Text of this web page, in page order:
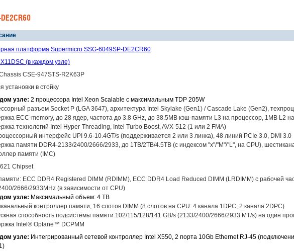
платформа Supermicro SSG-6049SP-DE2CR60
(в каждом узле)
CSE-947STS-R2K63P
установки в стойку
узле: 2 процессора Intel Xeon Scalable с максимальным TDP 205W
разъем Socket P (LGA 3647), архитектура Intel Skylake (Gen1) / Cascade Lake (Gen2),
ECC-memory, до 28 ядер, частота до 3.8 GHz, до 38.5MB кэш-памяти L3 на процессор, 1MB L2
технологий Intel Hyper-Threading, Intel Turbo Boost, AVX-512 (1 или 2 FMA)
интерфейс UPI 9.6-10.4GT/s (поддерживается 2 или 3 линка), 48 линий PCIe 3.0, DMI 3.0
памяти DDR4-2133/2400/2666/2933, до 1TB/2TB/4.5TB (с индексом "x"/"M"/"L", на CPU),
памяти (IMC)
Chipset
ECC DDR4 Registered DIMM (RDIMM), ECC DDR4 Load Reduced DIMM (LRDIMM) с рабочей
2666/2933MHz (в зависимости от CPU)
узле: Максимальный объем: 4 TB
контроллер памяти, 16 слотов DIMM (8 слотов на CPU: 4 канала 1DPC, 2 канала 2DPC)
способность подсистемы памяти 102/115/128/141 GB/s (2133/2400/2666/2933 MT/s) на один
Intel® Optane™ DCPMM
узле: Интегрированный сетевой контроллер Intel X550, 2 порта 10Gb Ethernet RJ-45